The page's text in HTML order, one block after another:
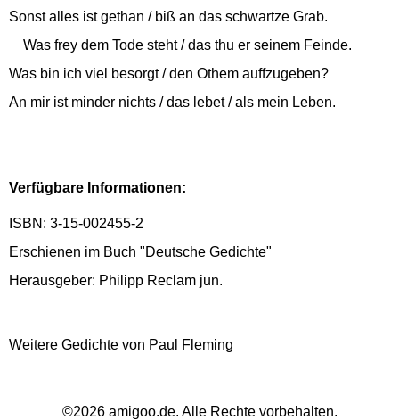
Sonst alles ist gethan / biß an das schwartze Grab.
Was frey dem Tode steht / das thu er seinem Feinde.
Was bin ich viel besorgt / den Othem auffzugeben?
An mir ist minder nichts / das lebet / als mein Leben.
Verfügbare Informationen:
ISBN: 3-15-002455-2
Erschienen im Buch "Deutsche Gedichte"
Herausgeber: Philipp Reclam jun.
Weitere Gedichte von Paul Fleming
©2026 amigoo.de. Alle Rechte vorbehalten.